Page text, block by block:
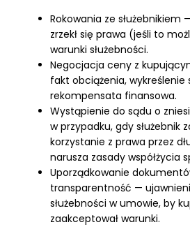
Rokowania ze służebnikiem
zrzekł się prawa (jeśli to
warunki służebności.
Negocjacja ceny z
fakt obciążenia, wykreślenie
rekompensata finansowa.
Wystąpienie do sądu o
w przypadku, gdy służebnik
korzystanie z prawa przez
narusza zasady współżycia
Uporządkowanie
transparentność —
służebności w umowie, by
zaakceptował warunki.